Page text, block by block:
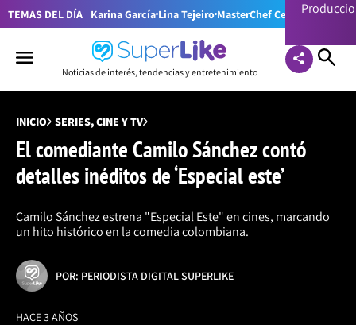
TEMAS DEL DÍA Karina García Lina Tejeiro MasterChef Celebrity
Noticias de interés, tendencias y entretenimiento
INICIO SERIES, CINE Y TV
El comediante Camilo Sánchez contó
detalles inéditos de ‘Especial este’
Camilo Sánchez estrena "Especial Este" en cines, marcando
un hito histórico en la comedia colombiana.
POR: PERIODISTA DIGITAL SUPERLIKE
HACE 3 AÑOS